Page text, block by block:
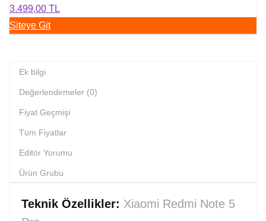
3.499,00 TL
Siteye Git
Ek bilgi
Değerlendirmeler (0)
Fiyat Geçmişi
Tüm Fiyatlar
Editör Yorumu
Ürün Grubu
Teknik Özellikler: Xiaomi Redmi Note 5